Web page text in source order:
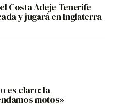
Costa Adeje Tenerife
y jugará en Inglaterra
es claro: la
motos»